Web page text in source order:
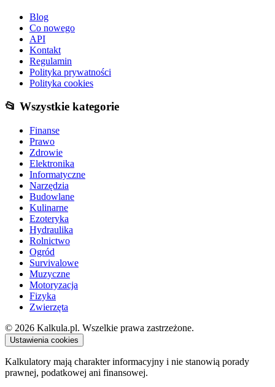
Blog
Co nowego
API
Kontakt
Regulamin
Polityka prywatności
Polityka cookies
📂 Wszystkie kategorie
Finanse
Prawo
Zdrowie
Elektronika
Informatyczne
Narzędzia
Budowlane
Kulinarne
Ezoteryka
Hydraulika
Rolnictwo
Ogród
Survivalowe
Muzyczne
Motoryzacja
Fizyka
Zwierzęta
© 2026 Kalkula.pl. Wszelkie prawa zastrzeżone.
Ustawienia cookies
Kalkulatory mają charakter informacyjny i nie stanowią porady
prawnej, podatkowej ani finansowej.